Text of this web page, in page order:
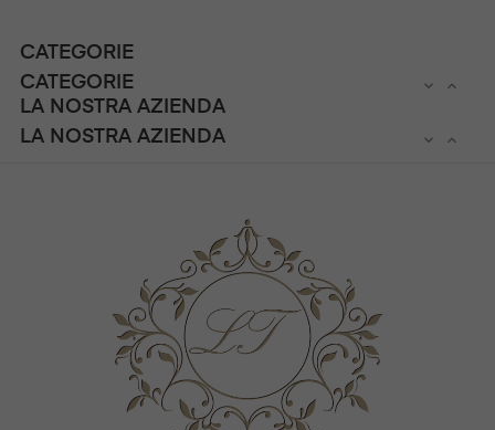
CATEGORIE
CATEGORIE
 
LA NOSTRA AZIENDA
LA NOSTRA AZIENDA
 